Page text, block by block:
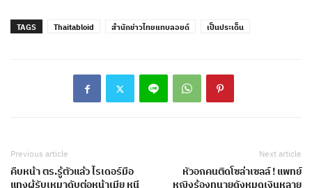
TAGS Thaitabloid สำนักข่าวไทยแทบลอยด์ เป็นประเด็น
Previous article
คืบหน้า ตร.รู้ตัวแล้ว ไรเดอร์มือ
แทงผู้รับเหมาดับต่อหน้าเมีย หนี
Next article
หัวอกคนติดโซล่าเซลล์ ! แพทย์
หญิงร้องทนายดังหมดเงินหลาย